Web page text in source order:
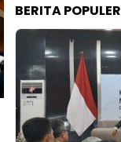
BERITA POPULER